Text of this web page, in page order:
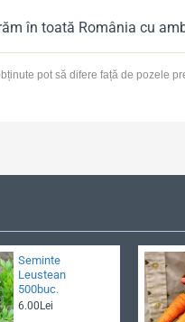
în toată România cu
pot să difere față de pozele
Seminte
Leustean
500buc.
6.00Lei